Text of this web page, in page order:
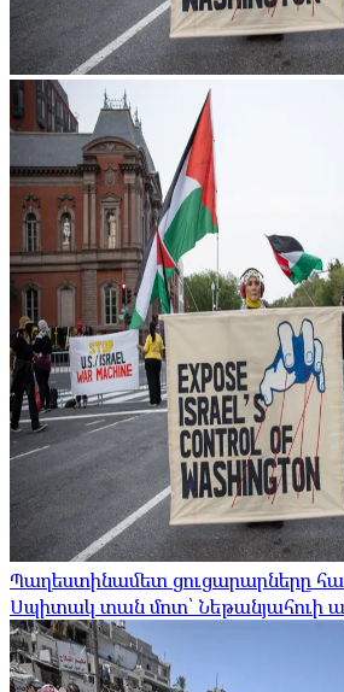
Պաղեստինամետ ցուցարարները
Սպիտակ տան մոտ՝ Նեթանյահուի